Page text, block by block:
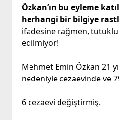
Özkan’ın bu eyleme
herhangi bir bilgiye
ifadesine rağmen, tutuklu
edilmiyor!
Mehmet Emin Özkan 21
nedeniyle cezaevinde ve
6 cezaevi değiştirmiş.